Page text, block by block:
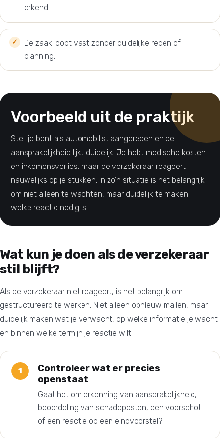
erkend.
De zaak loopt vast zonder duidelijke reden of
planning.
Voorbeeld uit de praktijk
Stel: je bent als automobilist aangereden en de
aansprakelijkheid lijkt duidelijk. Je hebt medische kosten
en inkomensverlies, maar de verzekeraar reageert
nauwelijks op je stukken. In zo’n situatie is het belangrijk
om niet alleen te wachten, maar duidelijk te maken
welke reactie nodig is.
Wat kun je doen als de verzekeraar
stil blijft?
Als de verzekeraar niet reageert, is het belangrijk om
gestructureerd te werken. Niet alleen opnieuw mailen, maar
duidelijk maken wat je verwacht, op welke informatie je wacht
en binnen welke termijn je reactie wilt.
Controleer wat er precies
openstaat
Gaat het om erkenning van aansprakelijkheid,
beoordeling van schadeposten, een voorschot
of een reactie op een eindvoorstel?